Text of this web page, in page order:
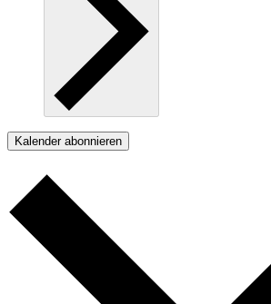
Kalender abonnieren